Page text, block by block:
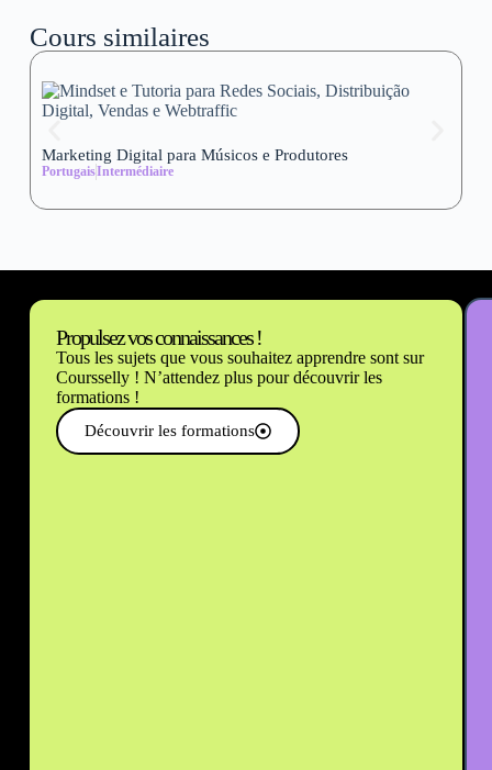
Cours similaires
Marketing Digital para Músicos e Produtores
PortugaisIntermédiaire
Propulsez vos connaissances !
Tous les sujets que vous souhaitez apprendre sont sur
Coursselly ! N’attendez plus pour découvrir les
formations !
Découvrir les formations